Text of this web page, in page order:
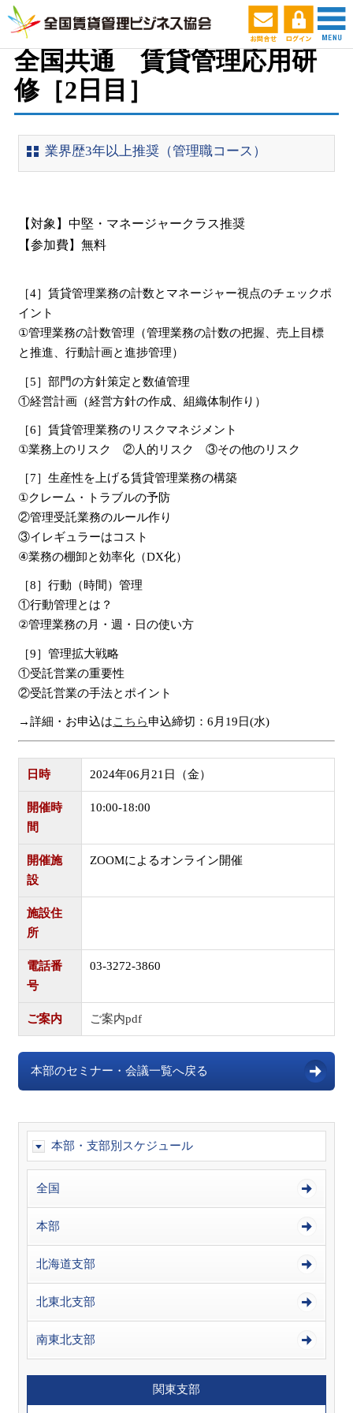
ホーム
セミナー・会議スケジュール
本部
全国共通 賃貸管理応用研
修［2日目］
業界歴3年以上推奨（管理職コース）
【対象】中堅・マネージャークラス推奨
【参加費】無料
［4］賃貸管理業務の計数とマネージャー視点のチェックポ
イント
①管理業務の計数管理（管理業務の計数の把握、売上目標
と推進、行動計画と進捗管理）
［5］部門の方針策定と数値管理
①経営計画（経営方針の作成、組織体制作り）
［6］賃貸管理業務のリスクマネジメント
①業務上のリスク ②人的リスク ③その他のリスク
［7］生産性を上げる賃貸管理業務の構築
①クレーム・トラブルの予防
②管理受託業務のルール作り
③イレギュラーはコスト
④業務の棚卸と効率化（DX化）
［8］行動（時間）管理
①行動管理とは？
②管理業務の月・週・日の使い方
［9］管理拡大戦略
①受託営業の重要性
②受託営業の手法とポイント
→詳細・お申込はこちら申込締切：6月19日(水)
日時 2024年06月21日（金）
開催時
間
10:00-18:00
開催施
設
ZOOMによるオンライン開催
施設住
所
電話番
号
03-3272-3860
ご案内 ご案内pdf
本部のセミナー・会議一覧へ戻る
本部・支部別スケジュール
全国
本部
北海道支部
北東北支部
南東北支部
関東支部